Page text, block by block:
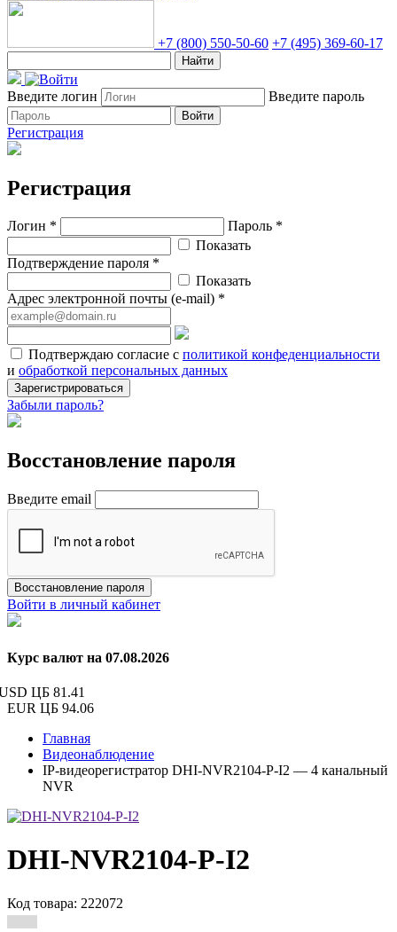
+7 (800) 550-50-60 +7 (495) 369-60-17
Найти
Введите логин Введите пароль
Войти
Регистрация
Регистрация
Логин *
Пароль *
Показать
Подтверждение пароля *
Показать
Адрес электронной почты (e-mail) *
Подтверждаю согласие с политикой конфеденциальности
и обработкой персональных данных
Зарегистрироваться
Забыли пароль?
Восстановление пароля
Введите email
Восстановление пароля
Войти в личный кабинет
Курс валют на 07.08.2026
ЦБ 81.41
EUR ЦБ 94.06
Главная
Видеонаблюдение
IP-видеорегистратор DHI-NVR2104-P-I2 — 4 канальный
NVR
DHI-NVR2104-P-I2
Код товара: 222072